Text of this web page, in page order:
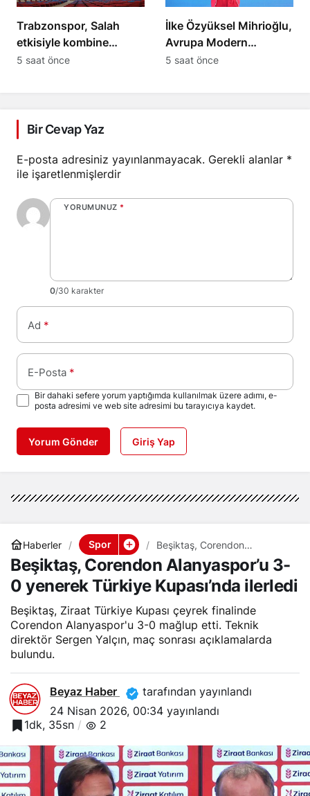
Trabzonspor, Salah
etkisiyle kombine
satışında tarihi rekor
5 saat önce
İlke Özyüksel Mihrioğlu,
Avrupa Modern
Pentatlon Şampiyonu
5 saat önce
Bir Cevap Yaz
E-posta adresiniz yayınlanmayacak. Gerekli alanlar *
ile işaretlenmişlerdir
YORUMUNUZ *
0/30 karakter
Ad *
E-Posta *
Bir dahaki sefere yorum yaptığımda kullanılmak üzere adımı, e-
posta adresimi ve web site adresimi bu tarayıcıya kaydet.
Yorum Gönder Giriş Yap
Haberler Spor
Beşiktaş, Corendon
Alanyaspor’u 3-0 yenerek
Türkiye Kupası’nda ilerledi
Beşiktaş, Corendon Alanyaspor’u 3-
0 yenerek Türkiye Kupası’nda ilerledi
Beşiktaş, Ziraat Türkiye Kupası çeyrek finalinde
Corendon Alanyaspor'u 3-0 mağlup etti. Teknik
direktör Sergen Yalçın, maç sonrası açıklamalarda
bulundu.
Beyaz Haber
tarafından yayınlandı
24 Nisan 2026, 00:34 yayınlandı
1dk, 35sn
2